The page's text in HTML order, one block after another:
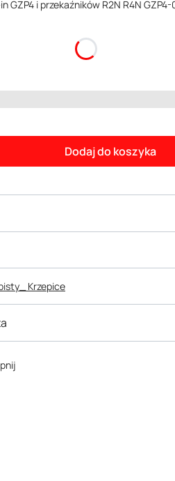
GZP4 i przekaźników R2N R4N
Dodaj do koszyka
Krzepice